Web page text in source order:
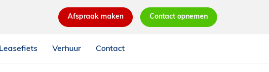
Afspraak maken Contact opnemen
Leasefiets Verhuur Contact